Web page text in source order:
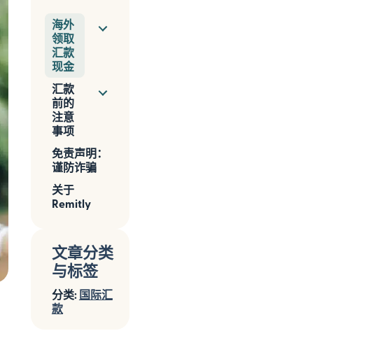
海外
领取
汇款
现金
汇款
前的
注意
事项
免责声明：
谨防诈骗
关于
Remitly
文章分类
与标签
分类: 国际汇
款